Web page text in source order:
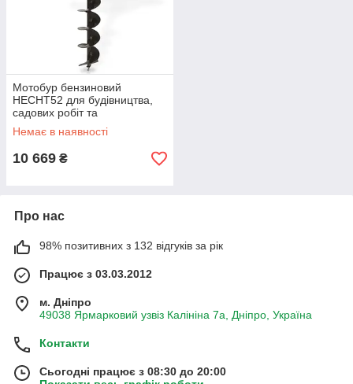
Мотобур бензиновий
HECHT52 для будівництва,
садових робіт та
встановлення парканів
Немає в наявності
10 669 ₴
Про нас
98% позитивних з 132 відгуків за рік
Працює з 03.03.2012
м. Дніпро
49038 Ярмарковий узвіз Калініна 7а, Дніпро, Україна
Контакти
Сьогодні працює з 08:30 до 20:00